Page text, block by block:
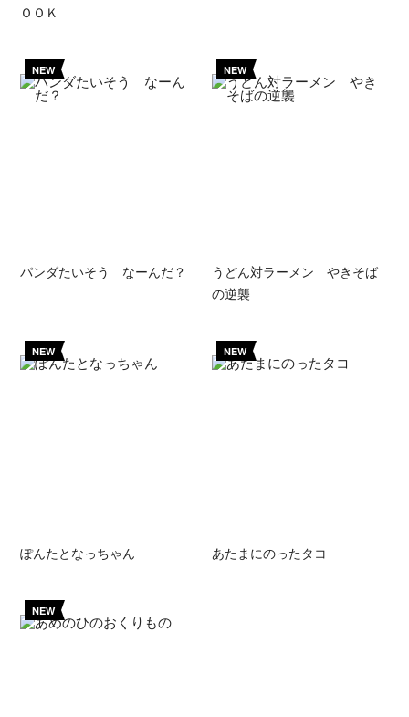
ＯＯＫ
NEW
パンダたいそう なーんだ？
NEW
うどん対ラーメン やきそば
の逆襲
NEW
ぽんたとなっちゃん
NEW
あたまにのったタコ
NEW